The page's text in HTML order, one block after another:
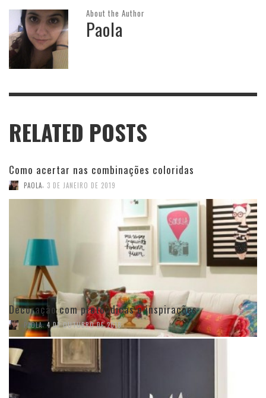
About the Author
Paola
RELATED POSTS
Como acertar nas combinações coloridas
PAOLA, 3 DE JANEIRO DE 2019
Decoração com preto: dicas e inspirações
PAOLA, 4 DE OUTUBRO DE 2018